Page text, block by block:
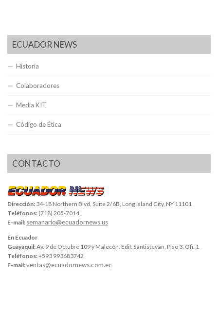
ECUADOR NEWS
Historia
Colaboradores
Media KIT
Código de Ética
CONTACTO
Dirección: 34-18 Northern Blvd, Suite 2/6B, Long Island City, NY 11101
Teléfonos: (718) 205-7014
E-mail: semanario@ecuadornews.us
En Ecuador
Guayaquil:Av. 9 de Octubre 109 y Malecón, Edif. Santistevan, Piso 3, Ofi. 1
Teléfonos:+593 993683742
E-mail:ventas@ecuadornews.com.ec